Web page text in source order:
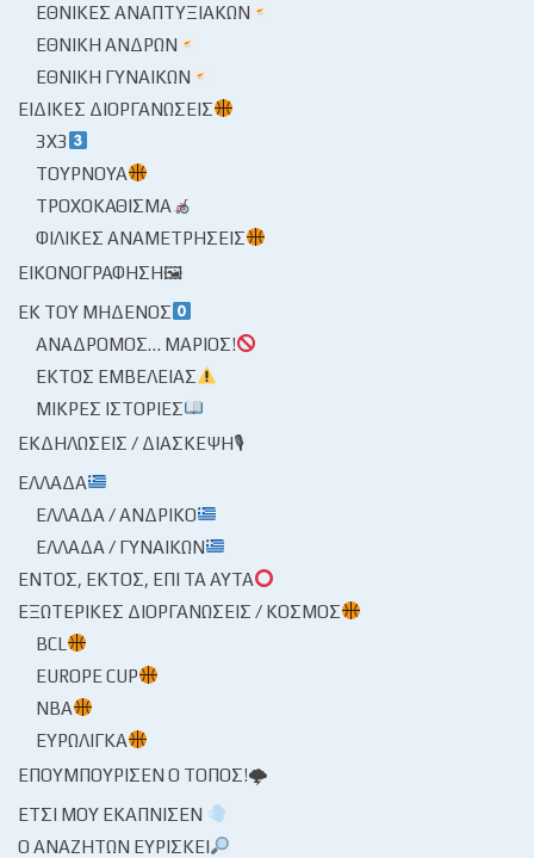
ΕΘΝΙΚΈΣ ΑΝΑΠΤΥΞΙΑΚΏΝ
ΕΘΝΙΚΉ ΑΝΔΡΏΝ
ΕΘΝΙΚΉ ΓΥΝΑΙΚΏΝ
ΕΙΔΙΚΈΣ ΔΙΟΡΓΑΝΏΣΕΙΣ
3X3
ΤΟΥΡΝΟΥΆ
ΤΡΟΧΟΚΆΘΙΣΜΑ
ΦΙΛΙΚΈΣ ΑΝΑΜΕΤΡΉΣΕΙΣ
ΕΙΚΟΝΟΓΡΆΦΗΣΗ🖼
ΕΚ ΤΟΥ ΜΗΔΕΝΌΣ
ΑΝΆΔΡΟΜΟΣ… ΜΆΡΙΟΣ!
ΕΚΤΌΣ ΕΜΒΈΛΕΙΑΣ
ΜΙΚΡΈΣ ΙΣΤΟΡΊΕΣ
ΕΚΔΗΛΏΣΕΙΣ / ΔΙΆΣΚΕΨΗ🎙
ΕΛΛΆΔΑ
ΕΛΛΆΔΑ / ΑΝΔΡΙΚΌ
ΕΛΛΆΔΑ / ΓΥΝΑΙΚΏΝ
ΕΝΤΌΣ, ΕΚΤΌΣ, ΕΠΊ ΤΑ ΑΥΤΆ
ΕΞΩΤΕΡΙΚΈΣ ΔΙΟΡΓΑΝΏΣΕΙΣ / ΚΌΣΜΟΣ
BCL
EUROPE CUP
NBA
ΕΥΡΩΛΊΓΚΑ
ΕΠΟΥΜΠΟΎΡΙΣΕΝ Ο ΤΌΠΟΣ!🌩
ΈΤΣΙ ΜΟΥ ΕΚΆΠΝΙΣΕΝ
Ο ΑΝΑΖΗΤΏΝ ΕΥΡΊΣΚΕΙ